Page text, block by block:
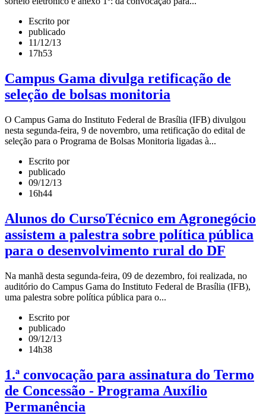
Escrito por
publicado
11/12/13
17h53
Campus Gama divulga retificação de
seleção de bolsas monitoria
O Campus Gama do Instituto Federal de Brasília (IFB) divulgou
nesta segunda-feira, 9 de novembro, uma retificação do edital de
seleção para o Programa de Bolsas Monitoria ligadas à...
Escrito por
publicado
09/12/13
16h44
Alunos do CursoTécnico em Agronegócio
assistem a palestra sobre política pública
para o desenvolvimento rural do DF
Na manhã desta segunda-feira, 09 de dezembro, foi realizada, no
auditório do Campus Gama do Instituto Federal de Brasília (IFB),
uma palestra sobre política pública para o...
Escrito por
publicado
09/12/13
14h38
1.ª convocação para assinatura do Termo
de Concessão - Programa Auxílio
Permanência